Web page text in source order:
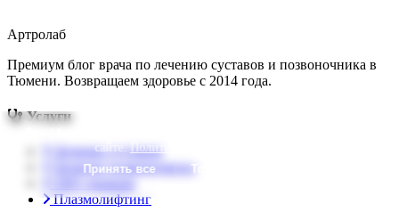
Артролаб
Премиум блог врача по лечению суставов и позвоночника в
Тюмени. Возвращаем здоровье с 2014 года.
Услуги
Лечение суставов
Лечение позвоночника
Плазмолифтинг
сайте.Политика конфиденциальности
Принять все
Только необходимые